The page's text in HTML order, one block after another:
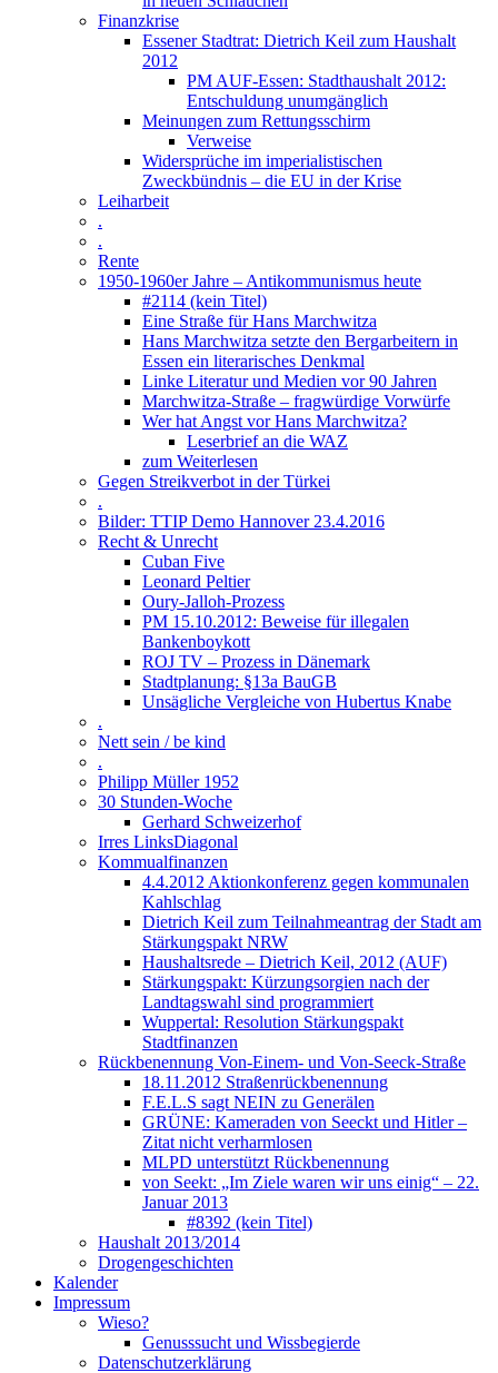
Finanzkrise
Essener Stadtrat: Dietrich Keil zum Haushalt
2012
PM AUF-Essen: Stadthaushalt 2012:
Entschuldung unumgänglich
Meinungen zum Rettungsschirm
Verweise
Widersprüche im imperialistischen
Zweckbündnis – die EU in der Krise
Leiharbeit
.
.
Rente
1950-1960er Jahre – Antikommunismus heute
#2114 (kein Titel)
Eine Straße für Hans Marchwitza
Hans Marchwitza setzte den Bergarbeitern in
Essen ein literarisches Denkmal
Linke Literatur und Medien vor 90 Jahren
Marchwitza-Straße – fragwürdige Vorwürfe
Wer hat Angst vor Hans Marchwitza?
Leserbrief an die WAZ
zum Weiterlesen
Gegen Streikverbot in der Türkei
.
Bilder: TTIP Demo Hannover 23.4.2016
Recht & Unrecht
Cuban Five
Leonard Peltier
Oury-Jalloh-Prozess
PM 15.10.2012: Beweise für illegalen
Bankenboykott
ROJ TV – Prozess in Dänemark
Stadtplanung: §13a BauGB
Unsägliche Vergleiche von Hubertus Knabe
.
Nett sein / be kind
.
Philipp Müller 1952
30 Stunden-Woche
Gerhard Schweizerhof
Irres LinksDiagonal
Kommualfinanzen
4.4.2012 Aktionkonferenz gegen kommunalen
Kahlschlag
Dietrich Keil zum Teilnahmeantrag der Stadt am
Stärkungspakt NRW
Haushaltsrede – Dietrich Keil, 2012 (AUF)
Stärkungspakt: Kürzungsorgien nach der
Landtagswahl sind programmiert
Wuppertal: Resolution Stärkungspakt
Stadtfinanzen
Rückbenennung Von-Einem- und Von-Seeck-Straße
18.11.2012 Straßenrückbenennung
F.E.L.S sagt NEIN zu Generälen
GRÜNE: Kameraden von Seeckt und Hitler –
Zitat nicht verharmlosen
MLPD unterstützt Rückbenennung
von Seekt: „Im Ziele waren wir uns einig“ – 22.
Januar 2013
#8392 (kein Titel)
Haushalt 2013/2014
Drogengeschichten
Kalender
Impressum
Wieso?
Genusssucht und Wissbegierde
Datenschutzerklärung